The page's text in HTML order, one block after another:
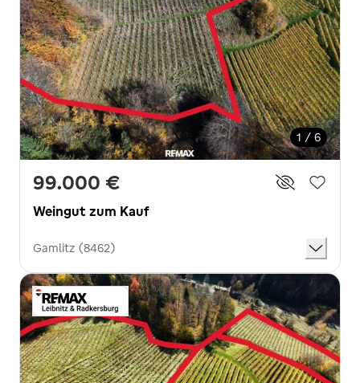
1 / 6
99.000 €
Weingut zum Kauf
Gamlitz (8462)